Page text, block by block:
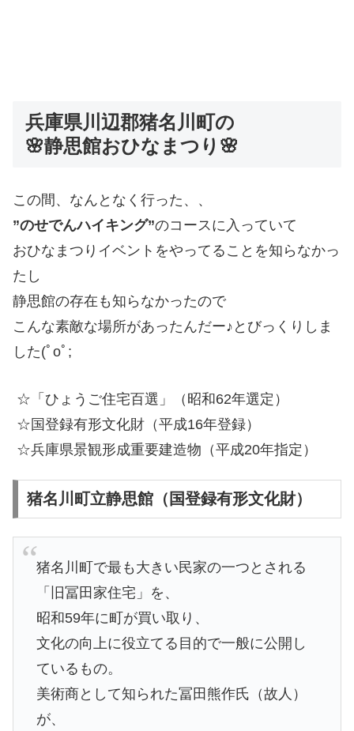
兵庫県川辺郡猪名川町の
🌸静思館おひなまつり🌸
この間、なんとなく行った、、
”のせでんハイキング”のコースに入っていて
おひなまつりイベントをやってることを知らなかっ
たし
静思館の存在も知らなかったので
こんな素敵な場所があったんだー♪とびっくりしま
した(ﾟoﾟ;
☆「ひょうご住宅百選」（昭和62年選定）
☆国登録有形文化財（平成16年登録）
☆兵庫県景観形成重要建造物（平成20年指定）
猪名川町立静思館（国登録有形文化財）
猪名川町で最も大きい民家の一つとされる
「旧冨田家住宅」を、
昭和59年に町が買い取り、
文化の向上に役立てる目的で一般に公開し
ているもの。
美術商として知られた冨田熊作氏（故人）
が、